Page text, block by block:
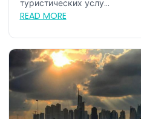
туристических услу...
READ MORE